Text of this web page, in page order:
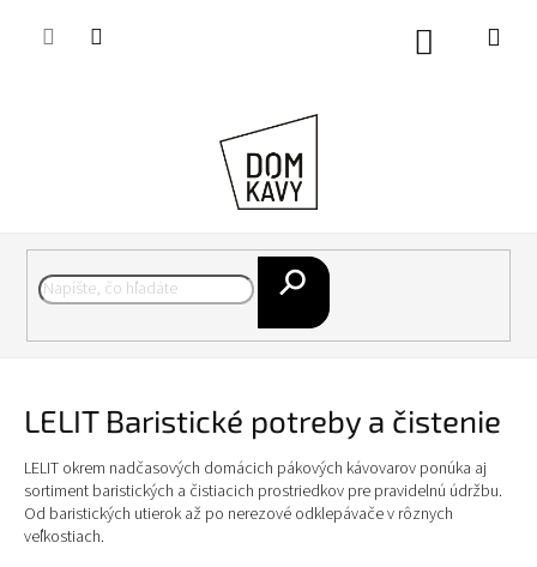
Hľadať
Nákupný
LELIT Baristické potreby a čistenie
LELIT okrem nadčasových domácich pákových kávovarov ponúka aj
sortiment baristických a čistiacich prostriedkov pre pravidelnú údržbu.
Od baristických utierok až po nerezové odklepávače v rôznych
veľkostiach.